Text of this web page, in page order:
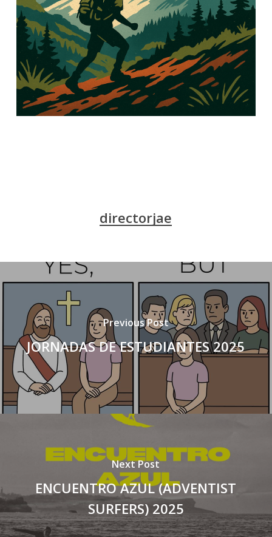
directorjae
Previous Post
JORNADAS DE ESTUDIANTES 2025
Next Post
ENCUENTRO AZUL (ADVENTIST
SURFERS) 2025